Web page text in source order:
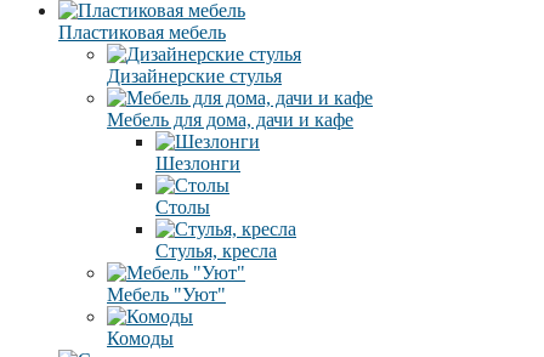
Пластиковая мебель
Дизайнерские стулья
Мебель для дома, дачи и кафе
Шезлонги
Столы
Стулья, кресла
Мебель "Уют"
Комоды